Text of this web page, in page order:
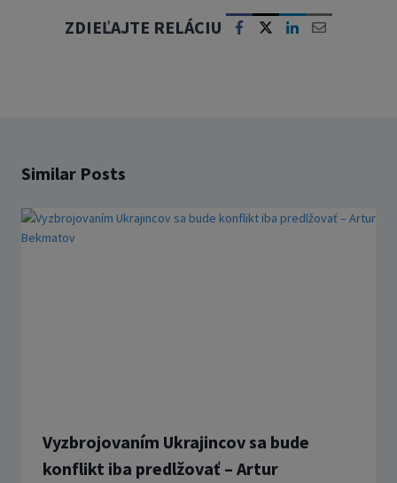
ZDIEĽAJTE RELÁCIU
Similar Posts
Vyzbrojovaním Ukrajincov sa bude
konflikt iba predlžovať – Artur